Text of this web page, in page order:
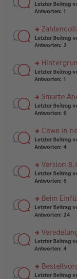
a
g
n
er
tr
a
g
g
el
e
n
er
tr
a
g
rs
te
n
g
el
e
n
er
tr
a
g
Letzter Beitrag
Antworten: 1
rs
te
n
g
el
e
n
er
tr
a
g
Letzter Beitrag
Antworten: 2
rs
te
n
g
el
e
n
er
tr
a
g
Letzter Beitrag
Antworten: 1
rs
te
n
g
el
e
n
er
tr
a
g
Smarte
Letzter Beitrag
Antworten: 6
rs
te
n
g
el
e
n
er
tr
a
g
Cewe in
Letzter Beitrag
Antworten: 4
rs
te
n
g
el
e
n
er
tr
a
Version
Letzter Beitrag
Antworten: 6
rs
te
n
g
el
e
n
Beim
Letzter Beitrag
Antworten: 24
rs
te
n
Letzter Beitrag
Antworten: 4
rs
Letzter Beitrag